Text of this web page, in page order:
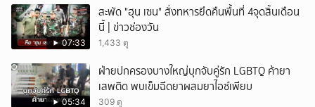
07:33
สะพัด "ฮุน เซน" สั่งทหารยึดคืนพื้นที่ 4จุดสิ้นเดือน
นี้ | ข่าวช่องวัน
1,433 ดู
05:34
ฝ่ายปกครองบางใหญ่บุกจับคู่รัก LGBTQ ค้ายา
เสพติด พบเข็มฉีดยาผสมยาไอซ์เพียบ
309 ดู